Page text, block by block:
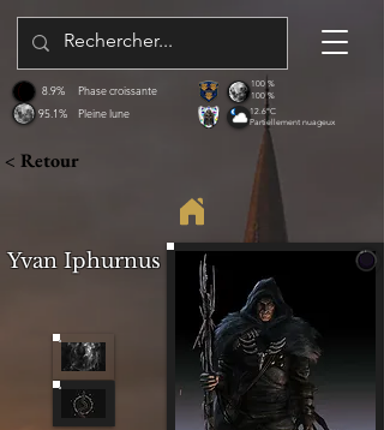
95.1%
8.9%
Pleine lune
Phase croissante
100 %
100 %
12.6°C
Partiellement nuageux
< Retour
Yvan Iphurnus